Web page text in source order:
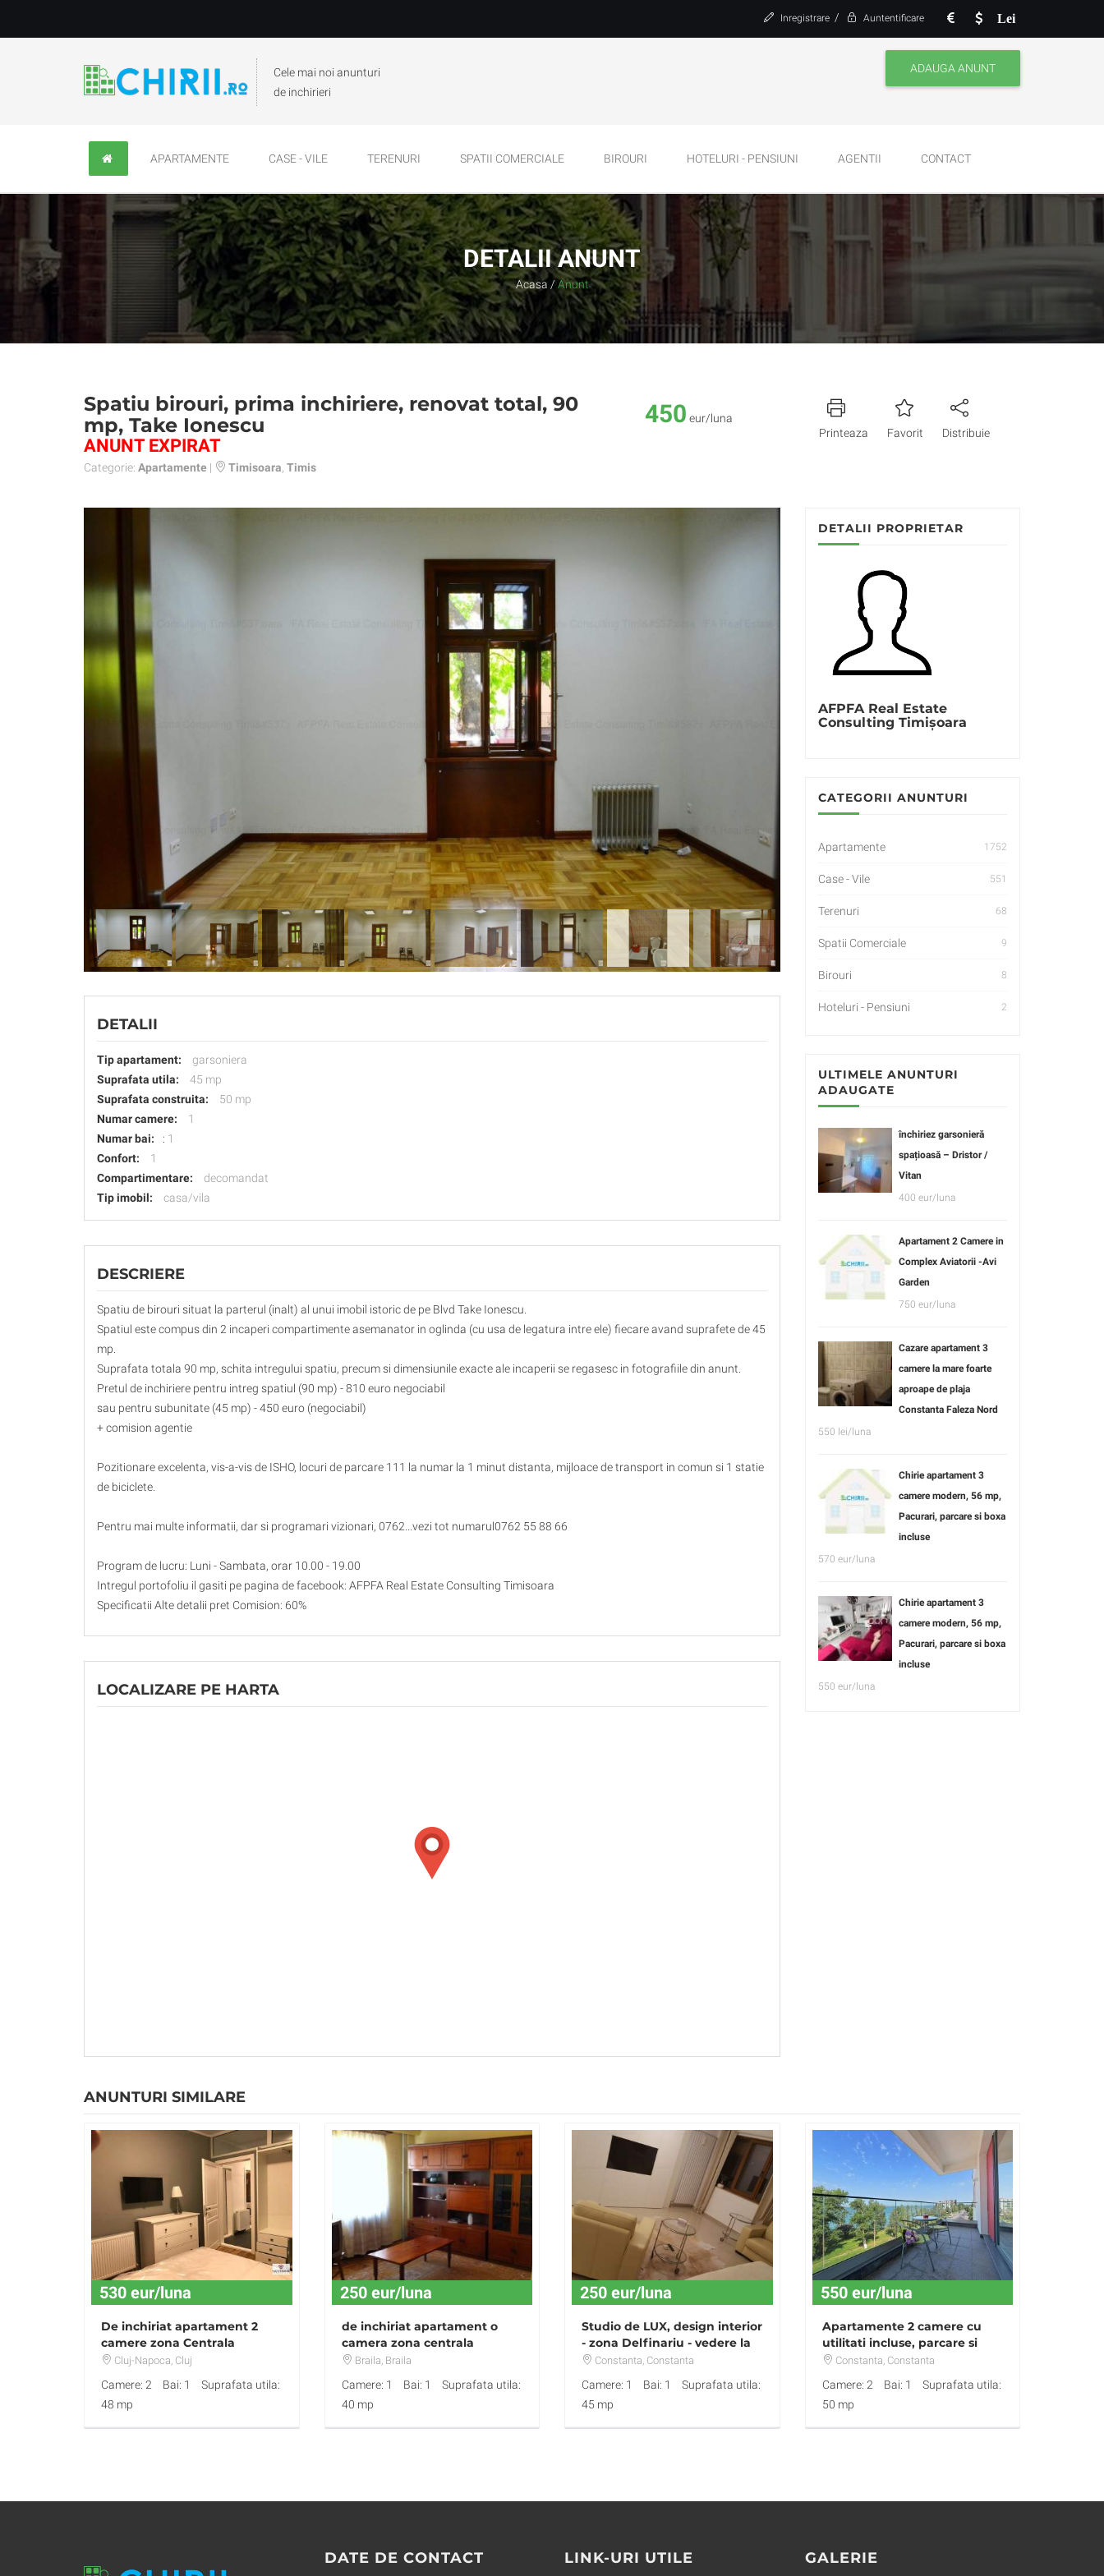
Lei
Inregistrare / Auntentificare
Cele mai noi anunturi
de inchirieri
ADAUGA ANUNT
APARTAMENTE CASE - VILE TERENURI SPATII COMERCIALE BIROURI HOTELURI - PENSIUNI AGENTII CONTACT
DETALII ANUNT
Acasa / Anunt
Spatiu birouri, prima inchiriere, renovat total, 90
mp, Take Ionescu
ANUNT EXPIRAT
Categorie: Apartamente | Timisoara Timis
450 eur/luna
Printeaza
Favorit Distribuie
DETALII
Tip apartament:
garsoniera
Suprafata utila:
45 mp
Suprafata construita:
50 mp
Numar camere:
1
Numar bai:
: 1
Confort:
1
Compartimentare:
decomandat
Tip imobil:
casa/vila
DESCRIERE
Spatiu de birouri situat la parterul (inalt) al unui imobil istoric de pe Blvd Take Ionescu.
Spatiul este compus din 2 incaperi compartimente asemanator in oglinda (cu usa de legatura intre ele) fiecare avand suprafete de 45
mp.
Suprafata totala 90 mp, schita intregului spatiu, precum si dimensiunile exacte ale incaperii se regasesc in fotografiile din anunt.
Pretul de inchiriere pentru intreg spatiul (90 mp) - 810 euro negociabil
sau pentru subunitate (45 mp) - 450 euro (negociabil)
+ comision agentie
Pozitionare excelenta, vis-a-vis de ISHO, locuri de parcare 111 la numar la 1 minut distanta, mijloace de transport in comun si 1 statie
de biciclete.
Pentru mai multe informatii, dar si programari vizionari, 0762...vezi tot numarul0762 55 88 66
Program de lucru: Luni - Sambata, orar 10.00 - 19.00
Intregul portofoliu il gasiti pe pagina de facebook: AFPFA Real Estate Consulting Timisoara
Specificatii Alte detalii pret Comision: 60%
LOCALIZARE PE HARTA
DETALII PROPRIETAR
AFPFA Real Estate
Consulting Timișoara
CATEGORII ANUNTURI
Apartamente 1752
Case - Vile 551
Terenuri 68
Spatii Comerciale 9
Birouri 8
Hoteluri - Pensiuni 2
ULTIMELE ANUNTURI
ADAUGATE
închiriez garsonieră
spațioasă – Dristor /
Vitan
400 eur/luna
Apartament 2 Camere in
Complex Aviatorii -Avi
Garden
750 eur/luna
Cazare apartament 3
camere la mare foarte
aproape de plaja
Constanta Faleza Nord
550 lei/luna
Chirie apartament 3
camere modern, 56 mp,
Pacurari, parcare si boxa
incluse
570 eur/luna
Chirie apartament 3
camere modern, 56 mp,
Pacurari, parcare si boxa
incluse
550 eur/luna
ANUNTURI SIMILARE
530 eur/luna
De inchiriat apartament 2
camere zona Centrala
Cluj-Napoca, Cluj
Camere: 2 Bai: 1
Suprafata utila:
48 mp
250 eur/luna
de inchiriat apartament o
camera zona centrala
mobilat complet
Braila, Braila
Camere: 1 Bai: 1
Suprafata utila:
40 mp
250 eur/luna
Studio de LUX, design interior
- zona Delfinariu - vedere la
mare
Constanta, Constanta
Camere: 1 Bai: 1
Suprafata utila:
45 mp
550 eur/luna
Apartamente 2 camere cu
utilitati incluse, parcare si
curatenie
Constanta, Constanta
Camere: 2 Bai: 1
Suprafata utila:
50 mp
DATE DE CONTACT LINK-URI UTILE GALERIE